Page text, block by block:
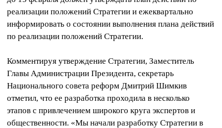
реализации положений Стратегии и ежеквартально
информировать о состоянии выполнения плана действий
по реализации положений Стратегии.
Комментируя утверждение Стратегии, Заместитель
Главы Администрации Президента, секретарь
Национального совета реформ Дмитрий Шимкив
отметил, что ее разработка проходила в несколько
этапов с привлечением широкого круга экспертов и
общественности. «Мы начали разработку Стратегии в